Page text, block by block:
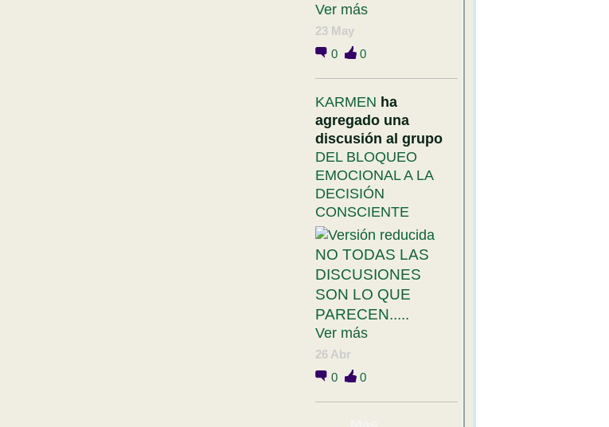
Ver más
23 May
0
0
KARMEN ha
agregado una
discusión al grupo
DEL BLOQUEO
EMOCIONAL A LA
DECISIÓN
CONSCIENTE
NO TODAS LAS
DISCUSIONES
SON LO QUE
PARECEN.....
Ver más
26 Abr
0
0